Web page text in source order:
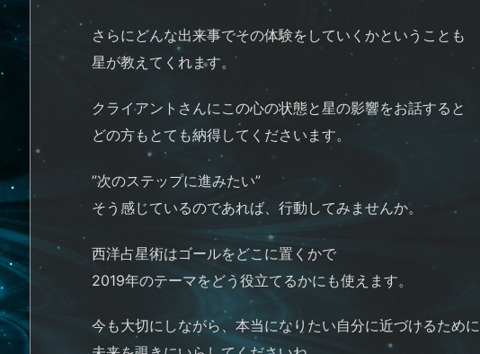
さらにどんな出来事でその体験をしていくかということも
星が教えてくれます。
クライアントさんにこの心の状態と星の影響をお話すると
どの方もとても納得してくださいます。
”次のステップに進みたい”
そう感じているのであれば、行動してみませんか。
西洋占星術はゴールをどこに置くかで
2019年のテーマをどう役立てるかにも使えます。
今も大切にしながら、本当になりたい自分に近づけるために